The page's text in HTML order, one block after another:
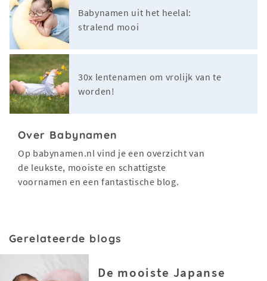
Babynamen uit het heelal:
stralend mooi
30x lentenamen om vrolijk van te
worden!
Over Babynamen
Op babynamen.nl vind je een overzicht van
de leukste, mooiste en schattigste
voornamen en een fantastische blog.
Gerelateerde blogs
De mooiste Japanse